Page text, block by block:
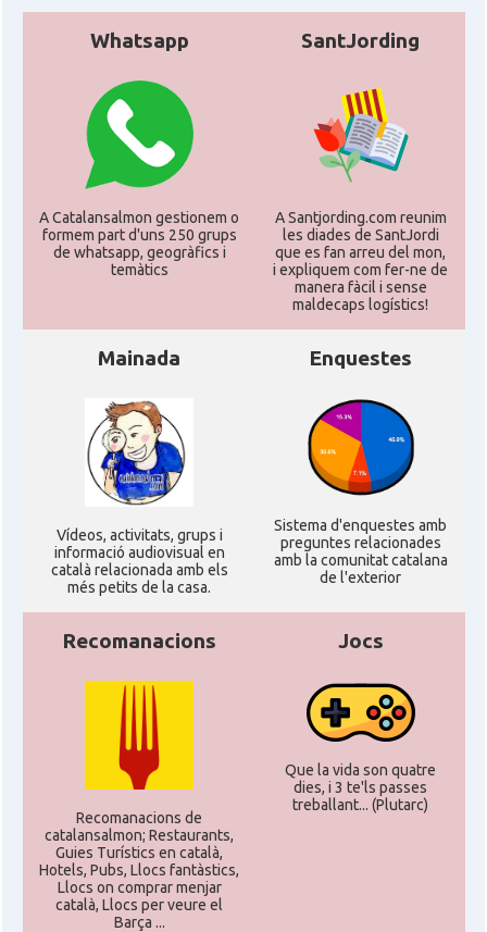
Whatsapp
A Catalansalmon gestionem o
formem part d'uns 250 grups
de whatsapp, geogràfics i
temàtics
SantJording
A Santjording.com reunim
les diades de SantJordi
que es fan arreu del mon,
i expliquem com fer-ne de
manera fàcil i sense
maldecaps logí­stics!
Mainada
Ví­deos, activitats, grups i
informació audiovisual en
català relacionada amb els
més petits de la casa.
Enquestes
Sistema d'enquestes amb
preguntes relacionades
amb la comunitat catalana
de l'exterior
Recomanacions
Recomanacions de
catalansalmon; Restaurants,
Guies Turístics en català,
Hotels, Pubs, Llocs fantàstics,
Llocs on comprar menjar
català, Llocs per veure el
Barça ...
Jocs
Que la vida son quatre
dies, i 3 te'ls passes
treballant... (Plutarc)